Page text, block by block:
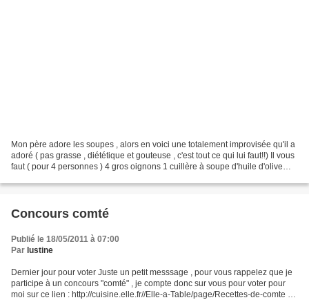
Mon père adore les soupes , alors en voici une totalement improvisée qu'il a
adoré ( pas grasse , diététique et gouteuse , c'est tout ce qui lui faut!!) Il vous
faut ( pour 4 personnes ) 4 gros oignons 1 cuillère à soupe d'huile d'olive
Concours comté
Publié le 18/05/2011 à 07:00
Par lustine
Dernier jour pour voter Juste un petit messsage , pour vous rappelez que je
participe à un concours "comté" , je compte donc sur vous pour voter pour
moi sur ce lien : http://cuisine.elle.fr//Elle-a-Table/page/Recettes-de-comte Si